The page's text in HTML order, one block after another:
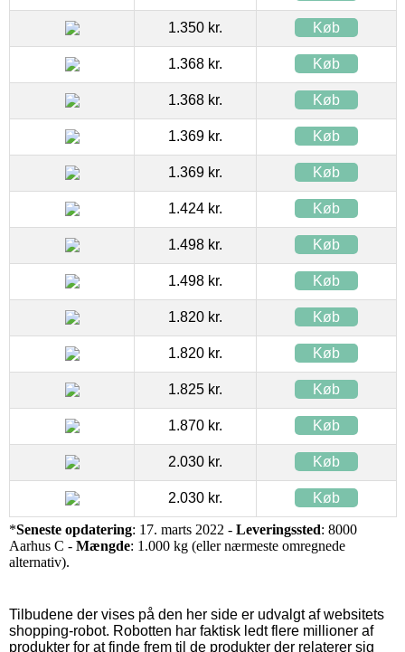
1.350 kr. Køb
1.368 kr. Køb
1.368 kr. Køb
1.369 kr. Køb
1.369 kr. Køb
1.424 kr. Køb
1.498 kr. Køb
1.498 kr. Køb
1.820 kr. Køb
1.820 kr. Køb
1.825 kr. Køb
1.870 kr. Køb
2.030 kr. Køb
2.030 kr. Køb
*Seneste opdatering: 17. marts 2022 - Leveringssted: 8000
Aarhus C - Mængde: 1.000 kg (eller nærmeste omregnede
alternativ).
Tilbudene der vises på den her side er udvalgt af websitets
shopping-robot. Robotten har faktisk ledt flere millioner af
produkter for at finde frem til de produkter der relaterer sig